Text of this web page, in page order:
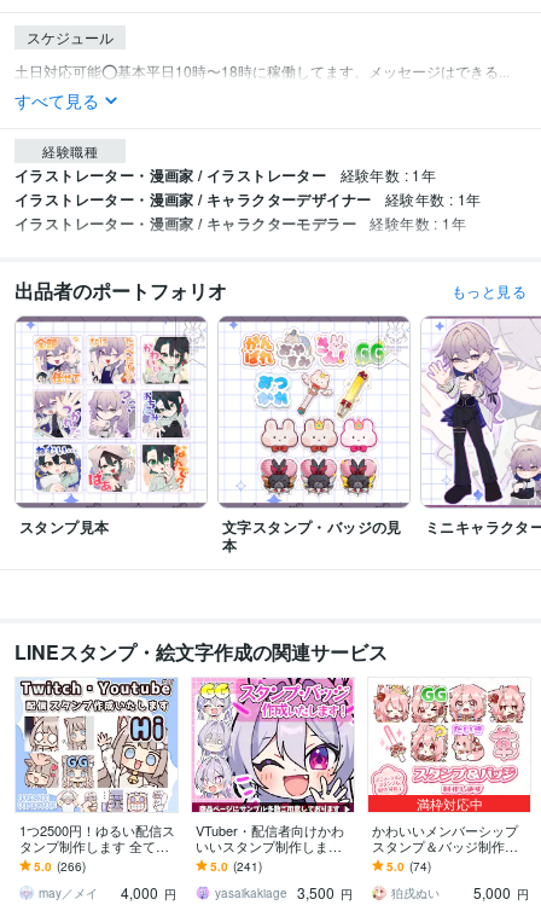
スケジュール
土日対応可能⭕️基本平日10時〜18時に稼働してます。メッセージはできる...
すべて見る
経験職種
イラストレーター・漫画家 / イラストレーター 経験年数 : 1年
イラストレーター・漫画家 / キャラクターデザイナー 経験年数 : 1年
イラストレーター・漫画家 / キャラクターモデラー 経験年数 : 1年
出品者のポートフォリオ もっと見る
スタンプ見本
文字スタンプ・バッジの見
本
ミニキャラクタ
LINEスタンプ・絵文字作成の関連サービス
1つ2500円！ゆるい配信ス
タンプ制作します 全て商
用利用料・二次利用料込
み！
5.0 (266)
may／メイ
4,000 円
VTuber・配信者向けかわ
いいスタンプ制作します
配信をもっとかわいく盛
り上げたいVTuber・配信
者さまへ！
5.0 (241)
yasaikakiage
3,500 円
満枠対応中
かわいいメンバーシップ
スタンプ＆バッジ制作致
します YouTube・Twitch
以外の用途でもご利用可
能！
5.0 (74)
狛戌ぬい
5,000 円